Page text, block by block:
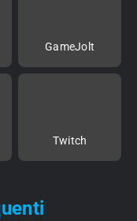
GameJolt
Twitch